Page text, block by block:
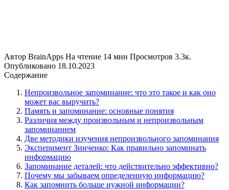
Автор BrainApps На чтение 14 мин Просмотров 3.3к.
Опубликовано 18.10.2023
Содержание
Непроизвольное запоминание: что это такое и как оно
может вас выручить?
Память и запоминание: основные понятия
Различия между произвольным и непроизвольным
запоминанием
Две методики изучения непроизвольного запоминания
Эксперимент Зинченко: Как правильно запоминать
информацию
Запоминание деталей: что действительно эффективно?
Почему мы забываем определенную информацию?
Как запомнить больше нужной информации?